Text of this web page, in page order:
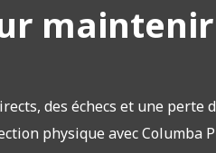
des échecs et une
physique avec